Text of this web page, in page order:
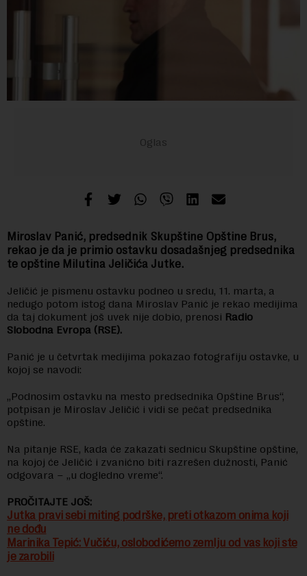
Miroslav Panić, predsednik Skupštine Opštine Brus,
rekao je da je primio ostavku dosadašnjeg predsednika
te opštine Milutina Jeličića Jutke.
Jeličić je pismenu ostavku podneo u sredu, 11. marta, a
nedugo potom istog dana Miroslav Panić je rekao medijima
da taj dokument još uvek nije dobio, prenosi Radio
Slobodna Evropa (RSE).
Panić je u četvrtak medijima pokazao fotografiju ostavke, u
kojoj se navodi:
„Podnosim ostavku na mesto predsednika Opštine Brus“,
potpisan je Miroslav Jeličić i vidi se pečat predsednika
opštine.
Na pitanje RSE, kada će zakazati sednicu Skupštine opštine,
na kojoj će Jeličić i zvanićno biti razrešen dužnosti, Panić
odgovara – „u dogledno vreme“.
PROČITAJTE JOŠ:
Jutka pravi sebi miting podrške, preti otkazom onima koji
ne dođu
Marinika Tepić: Vučiću, oslobodićemo zemlju od vas koji ste
je zarobili